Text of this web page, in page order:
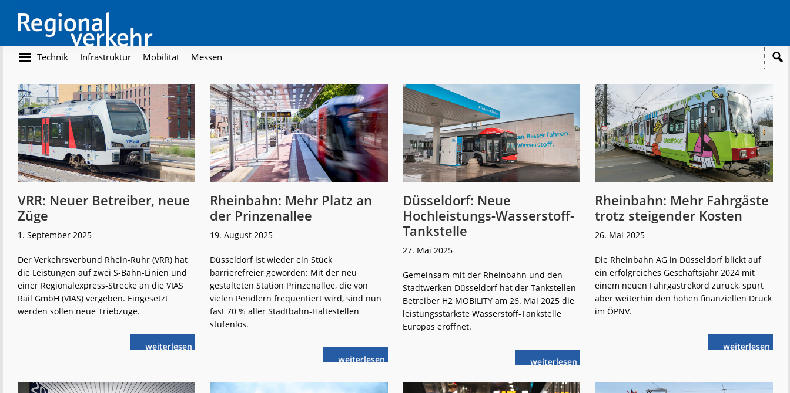
main
content
footer
Regionalverkehr
Die
Fachzeitschrift
den
Öffentlichen
Personennahverkehr
Technik Infrastruktur Mobilität Messen
VRR: Neuer Betreiber, neue
Züge
1. September 2025
Der Verkehrsverbund Rhein-Ruhr (VRR) hat
die Leistungen auf zwei S-Bahn-Linien und
einer Regionalexpress-Strecke an die VIAS
Rail GmbH (VIAS) vergeben. Eingesetzt
werden sollen neue Triebzüge.
weiterlese
nVRR:
Rheinbahn: Mehr Platz an
der Prinzenallee
19. August 2025
Düsseldorf ist wieder ein Stück
barrierefreier geworden: Mit der neu
gestalteten Station Prinzenallee, die von
vielen Pendlern frequentiert wird, sind nun
fast 70 % aller Stadtbahn-Haltestellen
stufenlos.
weiterlese
nRheinbahn:
derPrinzenallee
Düsseldorf: Neue
Hochleistungs-Wasserstoff-
Tankstelle
27. Mai 2025
Gemeinsam mit der Rheinbahn und den
Stadtwerken Düsseldorf hat der Tankstellen-
Betreiber H2 MOBILITY am 26. Mai 2025 die
leistungsstärkste Wasserstoff-Tankstelle
Europas eröffnet.
weiterlese
nDüsseldorf:
Wasserstoff-
Tankstelle
Rheinbahn: Mehr Fahrgäste
trotz steigender Kosten
26. Mai 2025
Die Rheinbahn AG in Düsseldorf blickt auf
ein erfolgreiches Geschäftsjahr 2024 mit
einem neuen Fahrgastrekord zurück, spürt
aber weiterhin den hohen finanziellen Druck
im ÖPNV.
weiterlese
nRheinbahn: